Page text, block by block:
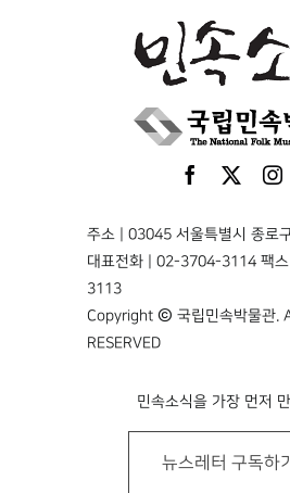
주소 | 03045 서울특별시 종로
대표전화 | 02-3704-3114 팩
3113
Copyright © 국립민속박물관.
RESERVED
민속소식을 가장 먼저
뉴스레터 구독하기